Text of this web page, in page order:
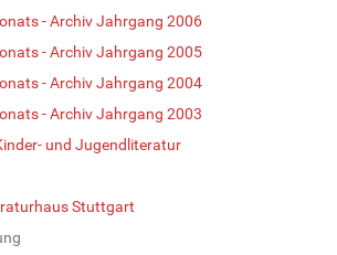
- Archiv Jahrgang 2006
- Archiv Jahrgang 2005
- Archiv Jahrgang 2004
- Archiv Jahrgang 2003
und Jugendliteratur
Stuttgart